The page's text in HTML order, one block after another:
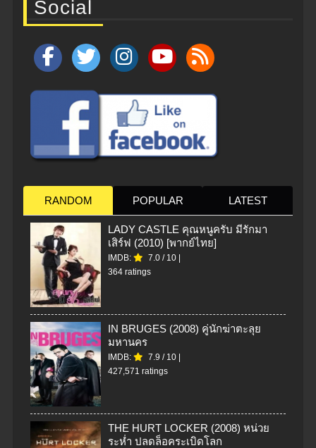
Social
RANDOM POPULAR LATEST
LADY CASTLE คุณหนูครับ มีรักมา
เสิร์ฟ (2010) [พากย์ไทย]
IMDB: 7.0 / 10 |
364 ratings
IN BRUGES (2008) คู่นักฆ่าตะลุย
มหานคร
IMDB: 7.9 / 10 |
427,571 ratings
THE HURT LOCKER (2008) หน่วย
ระห่ำ ปลดล็อคระเบิดโลก